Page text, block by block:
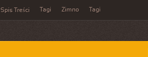
Spis Treści Tagi Zimno Tagi